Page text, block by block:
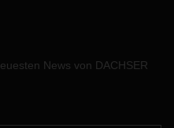
News von DACHSER